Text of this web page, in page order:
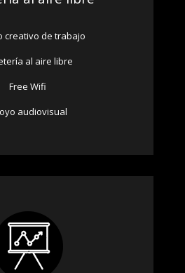
creativo de trabajo
al aire libre
Free Wifi
audiovisual